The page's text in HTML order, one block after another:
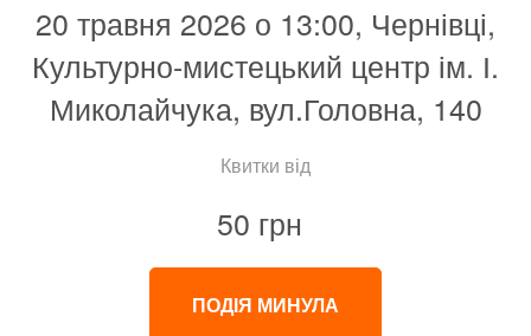
20 травня 2026 о 13:00, Чернівці,
Культурно-мистецький центр ім. І.
Миколайчука, вул.Головна, 140
Квитки від
50 грн
ПОДІЯ МИНУЛА